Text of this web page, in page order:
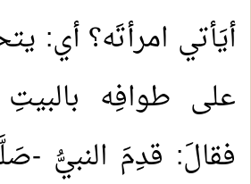
أيَأتي امرأتَه؟ أي:
على طوافِه
فقالَ: قدِمَ النبيُّ -